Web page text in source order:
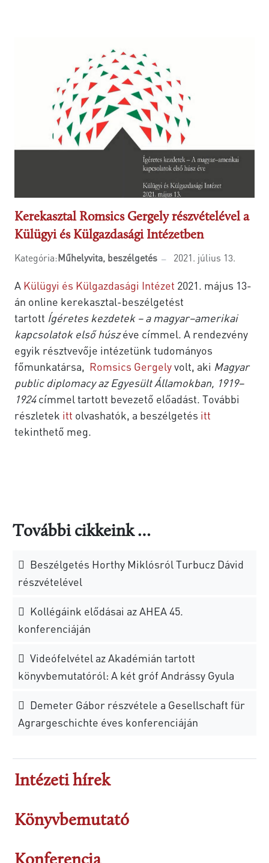
Kerekasztal Romsics Gergely részvételével a
Külügyi és Külgazdasági Intézetben
Kategória:Műhelyvita, beszélgetés 2021. július 13.
A Külügyi és Külgazdasági Intézet 2021. május 13-
án online kerekasztal-beszélgetést
tartott Ígéretes kezdetek – a magyar–amerikai
kapcsolatok első húszéve címmel. A rendezvény
egyik résztvevője intézetünk tudományos
főmunkatársa, Romsics Gergelyvolt, aki Magyar
public diplomacy az Egyesült Államokban, 1919–
1924címmel tartott bevezető előadást. További
részletek itt olvashatók, a beszélgetés itt
tekinthető meg.
További cikkeink …
Beszélgetés Horthy Miklósról Turbucz Dávid
részvételével
Kollégáink elődásai az AHEA 45.
konferenciáján
Videófelvétel az Akadémián tartott
könyvbemutatóról: A két gróf Andrássy Gyula
Demeter Gábor részvétele a Gesellschaft für
Agrargeschichte éves konferenciáján
Intézeti hírek
Könyvbemutató